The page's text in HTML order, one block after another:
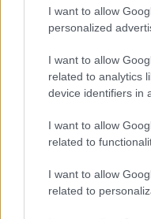
I want to allow
personalized
I want to allow
related to analytics
device identifiers in
I want to allow
related to
I want to allow
related to
Najčítanejšie
Deti odrástli,
seba. V novom
Žije pri lese,
ako malý raj
K bytu ladili aj